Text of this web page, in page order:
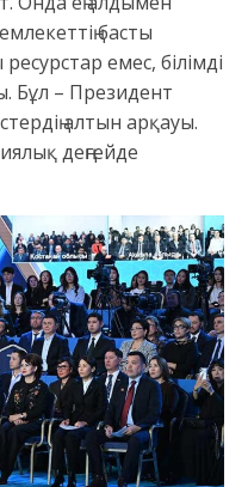
басты
емес, білімді
Бұл – Президент
алтын арқауы.
деңгейде